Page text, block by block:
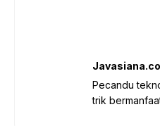
Pecandu
trik